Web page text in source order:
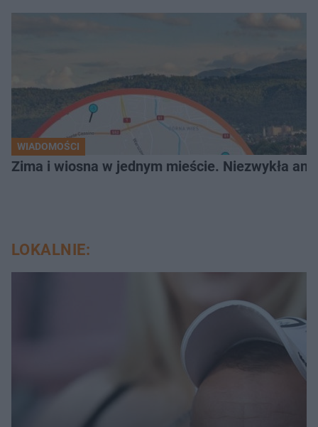
WIADOMOŚCI
Zima i wiosna w jednym mieście. Niezwykła
LOKALNIE: